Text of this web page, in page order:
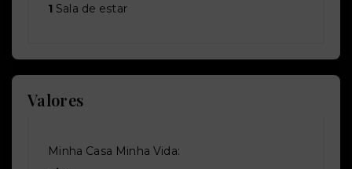
1 Sala de estar
Valores
Minha Casa Minha Vida: